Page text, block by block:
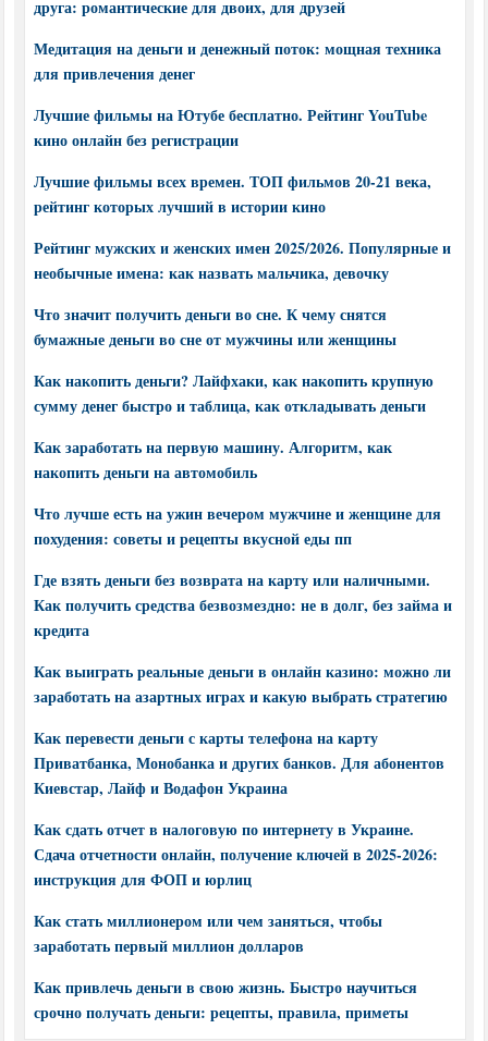
друга: романтические для двоих, для друзей
Медитация на деньги и денежный поток: мощная техника
для привлечения денег
Лучшие фильмы на Ютубе бесплатно. Рейтинг YouTube
кино онлайн без регистрации
Лучшие фильмы всех времен. ТОП фильмов 20-21 века,
рейтинг которых лучший в истории кино
Рейтинг мужских и женских имен 2025/2026. Популярные и
необычные имена: как назвать мальчика, девочку
Что значит получить деньги во сне. К чему снятся
бумажные деньги во сне от мужчины или женщины
Как накопить деньги? Лайфхаки, как накопить крупную
сумму денег быстро и таблица, как откладывать деньги
Как заработать на первую машину. Алгоритм, как
накопить деньги на автомобиль
Что лучше есть на ужин вечером мужчине и женщине для
похудения: советы и рецепты вкусной еды пп
Где взять деньги без возврата на карту или наличными.
Как получить средства безвозмездно: не в долг, без займа и
кредита
Как выиграть реальные деньги в онлайн казино: можно ли
заработать на азартных играх и какую выбрать стратегию
Как перевести деньги с карты телефона на карту
Приватбанка, Монобанка и других банков. Для абонентов
Киевстар, Лайф и Водафон Украина
Как сдать отчет в налоговую по интернету в Украине.
Сдача отчетности онлайн, получение ключей в 2025-2026:
инструкция для ФОП и юрлиц
Как стать миллионером или чем заняться, чтобы
заработать первый миллион долларов
Как привлечь деньги в свою жизнь. Быстро научиться
срочно получать деньги: рецепты, правила, приметы